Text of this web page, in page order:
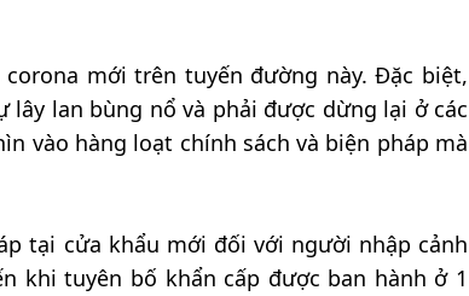
mới trên tuyến đường này. Đặc biệt,
lan bùng nổ và phải được dừng lại ở các
vào hàng loạt chính sách và biện pháp mà
tại cửa khẩu mới đối với người nhập cảnh
khi tuyên bố khẩn cấp được ban hành ở 1